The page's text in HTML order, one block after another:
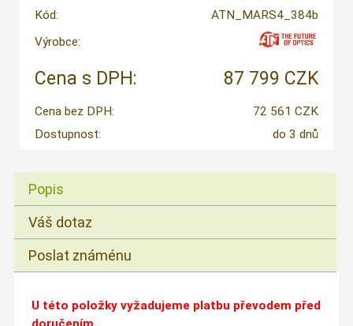
Kód:
ATN_MARS4_384b
Výrobce:
Cena s DPH: 87 799 CZK
Cena bez DPH:
72 561 CZK
Dostupnost:
do 3 dnů
Popis
Váš dotaz
Poslat známénu
U této položky vyžadujeme platbu převodem před